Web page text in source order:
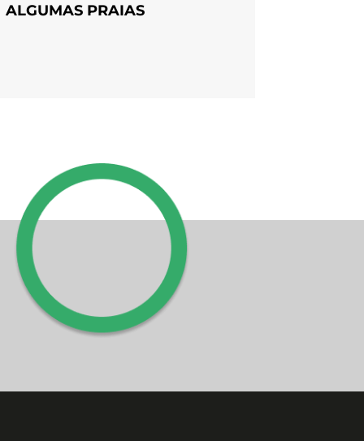
ALGUMAS PRAIAS